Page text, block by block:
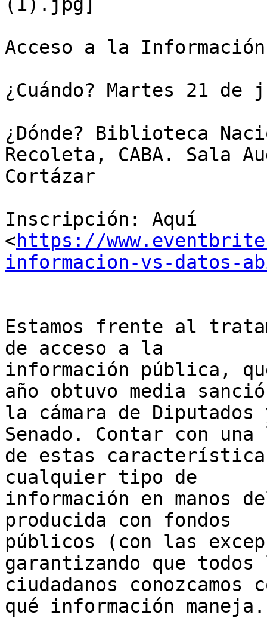
(1).jpg]
Acceso a la
¿Cuándo? Martes 21
¿Dónde? Biblioteca
Recoleta, CABA. Sala
Cortázar
Inscripción: Aquí
<https://
informacion-vs-datos-
Estamos frente al
de acceso a la
información pública,
año obtuvo media
la cámara de
Senado. Contar con una
de estas
cualquier tipo de
información en manos
producida con fondos
públicos (con las
garantizando que todos
ciudadanos
qué información maneja.